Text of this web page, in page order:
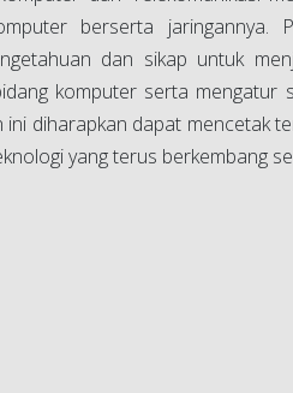
berserta
dan sikap untuk
komputer serta mengatur
ini diharapkan dapat mencetak
yang terus berkembang